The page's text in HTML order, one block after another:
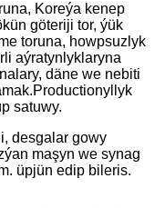
Koreýa kenep
göteriji tor, ýük
toruna, howpsuzlyk
aýratynlyklaryna
däne we nebiti
satuwy.
desgalar gowy
maşyn we synag
üpjün edip bileris.